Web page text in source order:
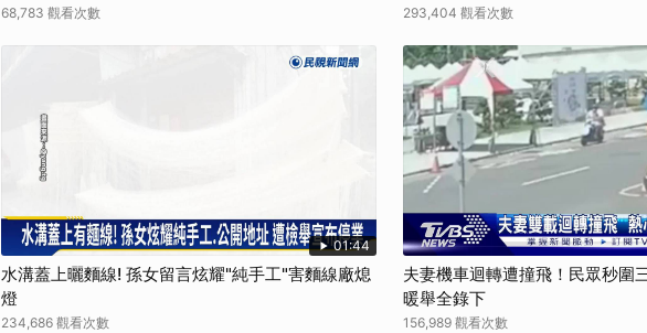
68,783 觀看次數 293,404 觀看次數
01:44
水溝蓋上曬麵線! 孫女留言炫耀"純手工"害麵線廠熄
燈
234,686 觀看次數
夫妻機車迴轉遭撞飛！民眾秒
暖舉全錄下
156,989 觀看次數